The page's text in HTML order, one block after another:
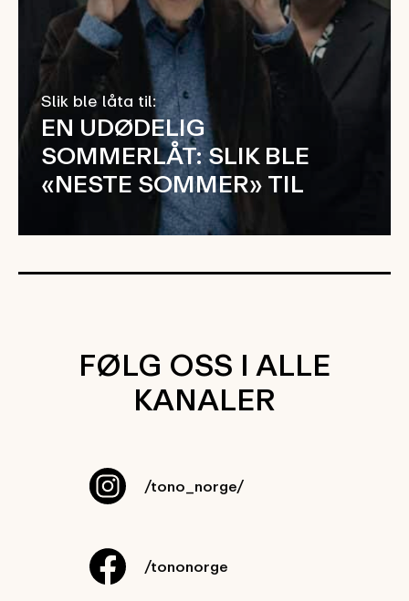
Slik ble låta til:
EN UDØDELIG
SOMMERLÅT: SLIK BLE
«NESTE SOMMER» TIL
FØLG OSS I ALLE
KANALER
/tono_norge/
/tononorge